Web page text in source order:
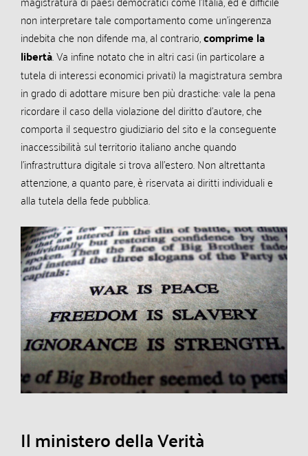
non interpretare tale comportamento come un’ingerenza
indebita che non difende ma, al contrario,comprime la
libertà. Va infine notato che in altri casi (in particolare a
tutela di interessi economici privati) la magistratura sembra
in grado di adottare misure ben più drastiche: vale la pena
ricordare il caso della violazione del diritto d’autore, che
comporta il sequestro giudiziario del sito e la conseguente
inaccessibilità sul territorio italiano anche quando
l’infrastruttura digitale si trova all’estero. Non altrettanta
attenzione, a quanto pare, è riservata ai diritti individuali e
alla tutela della fede pubblica.
Il ministero della Verità